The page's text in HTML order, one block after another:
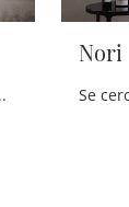
Nouf di Instabilelab ti aspetta!
Nori